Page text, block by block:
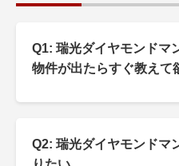
Q1: 瑞光ダイヤモンドマ
物件が出たらすぐ教えて
Q2: 瑞光ダイヤモンドマ